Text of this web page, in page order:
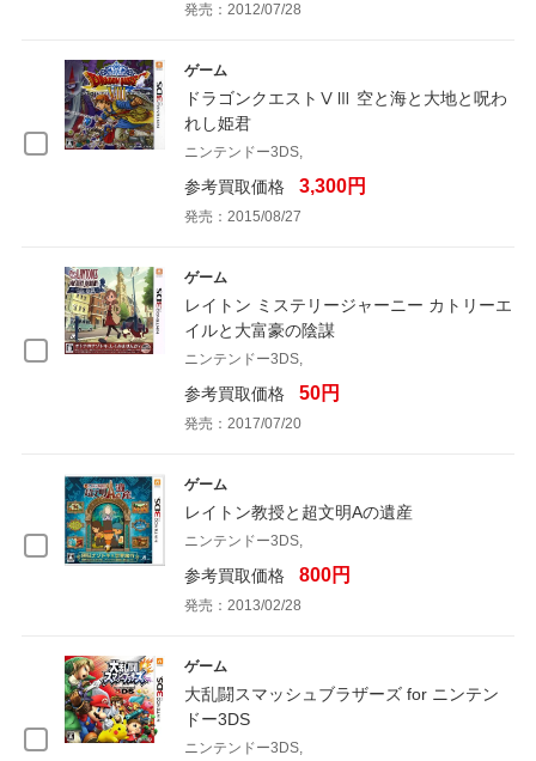
発売：2012/07/28
ゲーム
ドラゴンクエストⅤⅢ 空と海と大地と呪わ
れし姫君
ニンテンドー3DS,
参考買取価格 3,300円
発売：2015/08/27
ゲーム
レイトン ミステリージャーニー カトリーエ
イルと大富豪の陰謀
ニンテンドー3DS,
参考買取価格 50円
発売：2017/07/20
ゲーム
レイトン教授と超文明Aの遺産
ニンテンドー3DS,
参考買取価格 800円
発売：2013/02/28
ゲーム
大乱闘スマッシュブラザーズ for ニンテン
ドー3DS
ニンテンドー3DS,